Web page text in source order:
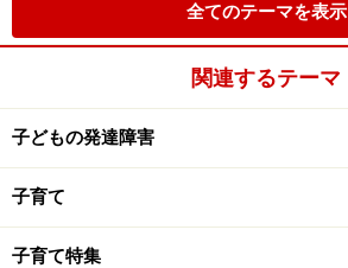
全てのテーマを表示
関連するテーマ
子どもの発達障害
子育て
子育て特集